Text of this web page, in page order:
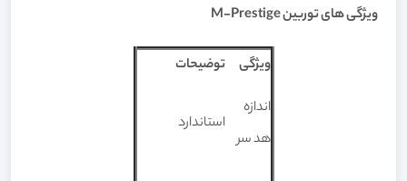
ویژگی های توربین M-Prestige
ویژگی
توضیحات
اندازه
هد سر
استاندارد